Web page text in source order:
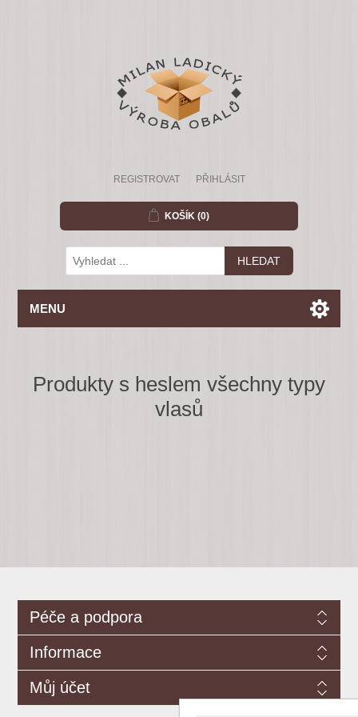
REGISTROVAT PŘIHLÁSIT
KOŠÍK (0)
MENU
Produkty s heslem všechny typy
vlasů
Péče a podpora
Informace
Můj účet